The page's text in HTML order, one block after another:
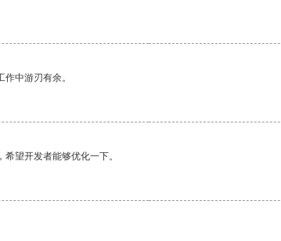
中游刃有余。
望开发者能够优化一下。